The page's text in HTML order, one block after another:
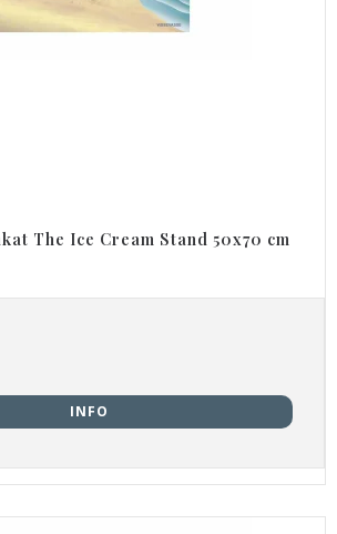
The Ice Cream Stand 50x70 cm
INFO